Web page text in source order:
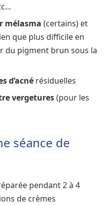
mélasma (certains) et
que plus difficile en
du pigment brun sous la
d’acné résiduelles
vergetures(pour les
séance de
pendant 2 à 4
de crèmes